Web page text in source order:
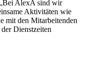
AlexA sind wir
Aktivitäten wie
mit den Mitarbeitenden
Dienstzeiten